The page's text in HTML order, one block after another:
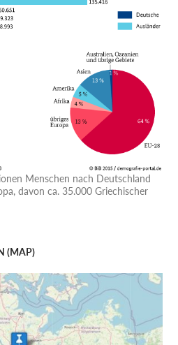
Menschen nach Deutschland
davon ca. 35.000 Griechischer
(MAP)